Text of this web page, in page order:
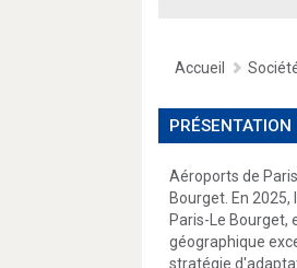
Accueil
PRÉSENTATION
Aéroports de
Bourget. En
Paris-Le Bourget,
géographique
stratégie